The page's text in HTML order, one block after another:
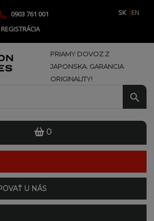
0903 761 001 SK
EN
REGISTRÁCIA
PRIAMY DOVOZ Z
JAPONSKA. GARANCIA
ORIGINALITY!
0
U NÁS